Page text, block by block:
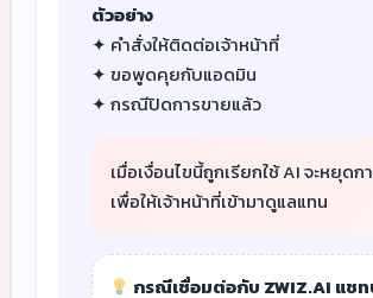
ตัวอย่าง
✦ คำสั่งให้ติดต่อเจ้าหน้าที่
✦ ขอพูดคุยกับแอดมิน
✦ กรณีปิดการขายแล้ว
เมื่อเงื่อนไขนี้ถูกเรียกใช้ AI จะหยุด
เพื่อให้เจ้าหน้าที่เข้ามาดูแลแทน
กรณีเชื่อมต่อกับ ZWIZ.AI แช